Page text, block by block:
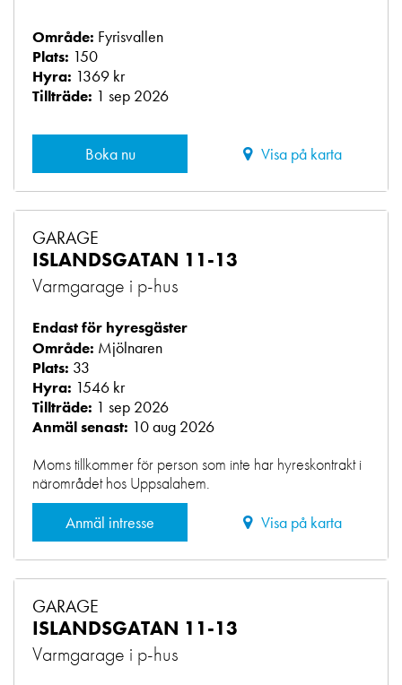
Område: Fyrisvallen
Plats: 150
Hyra: 1369 kr
Tillträde: 1 sep 2026
Boka nu Visa på karta
GARAGE
ISLANDSGATAN 11-13
Varmgarage i p-hus
Endast för hyresgäster
Område: Mjölnaren
Plats: 33
Hyra: 1546 kr
Tillträde: 1 sep 2026
Anmäl senast: 10 aug 2026
Moms tillkommer för person som inte har hyreskontrakt i
närområdet hos Uppsalahem.
Anmäl intresse
Visa på karta
GARAGE
ISLANDSGATAN 11-13
Varmgarage i p-hus